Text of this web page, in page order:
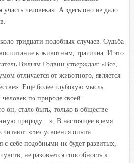
участь человека». А здесь оно не дало
тридцати подобных случаев. Судьба
к животным, трагична. И это
Вильям Годвин утверждал: «Все,
отличается от животного, является
Еще более глубокую мысль
по природе своей
он, стало быть, только в обществе
природу…». В настоящее время
«Без усвоения опыта
с себе подобными не будет развитых,
не разовьется способность к